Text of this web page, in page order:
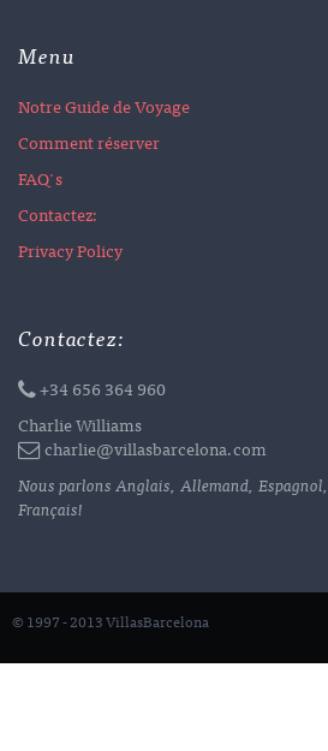
Menu
Notre Guide de Voyage
Comment réserver
FAQ's
Contactez:
Privacy Policy
Contactez:
+34 656 364 960
Charlie Williams
charlie@villasbarcelona.com
Nous parlons Anglais, Allemand,
Français!
© 1997 - 2013 VillasBarcelona